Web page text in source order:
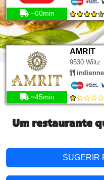
~60min
AMRIT
9530 Wiltz
indienne
~45min
Um restaurante
SUGERIR